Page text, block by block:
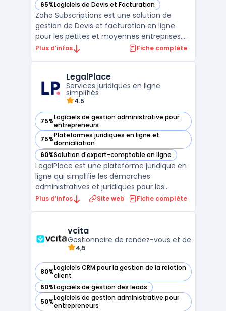
65%Logiciels de Devis et Facturation
— voir Zoho Subscriptions dans cette catégorie
Zoho Subscriptions est une solution de
gestion de Devis et facturation en ligne
pour les petites et moyennes entreprises.
Cette plateforme offre des fonctionnalités
suivi des paiements et la gestion des taxes.
La ...
Plus d’infos Fiche complète
LegalPlace
Services juridiques en ligne
simplifiés
4.5
75%Logiciels de gestion administrative pour
entrepreneurs
— voir LegalPlace dans cette catégorie
75%Plateformes juridiques en ligne et
domiciliation
— voir LegalPlace dans cette catégorie
60%Solution d'expert-comptable en ligne
— voir LegalPlace dans cette catégorie
LegalPlace est une plateforme juridique en
ligne qui simplifie les démarches
administratives et juridiques pour les
entrepreneurs, professionnels et
la domiciliation d'entreprise, la gestion des
contrats et ...
Plus d’infos Site web Fiche complète
vcita
Gestionnaire de rendez-vous et de
4,5
80%Logiciels CRM pour la gestion de la relation
client
— voir vcita dans cette catégorie
60%Logiciels de gestion des leads
— voir vcita dans cette catégorie
50%Logiciels de gestion administrative pour
entrepreneurs
— voir vcita dans cette catégorie